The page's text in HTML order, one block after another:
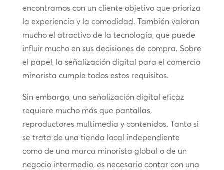
encontramos con un cliente objetivo que prioriza
la experiencia y la comodidad. También valoran
mucho el atractivo de la tecnología, que puede
influir mucho en sus decisiones de compra. Sobre
el papel, la señalización digital para el comercio
minorista cumple todos estos requisitos.
Sin embargo, una señalización digital eficaz
requiere mucho más que pantallas,
reproductores multimedia y contenidos. Tanto si
se trata de una tienda local independiente
como de una marca minorista global o de un
negocio intermedio, es necesario contar con una